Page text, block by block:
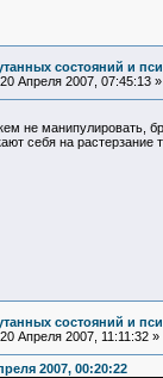
состояний и
20 Апреля 2007, 07:45:13 »
не манипулировать,
себя на
состояний и
20 Апреля 2007, 11:11:32 »
2007, 00:20:22